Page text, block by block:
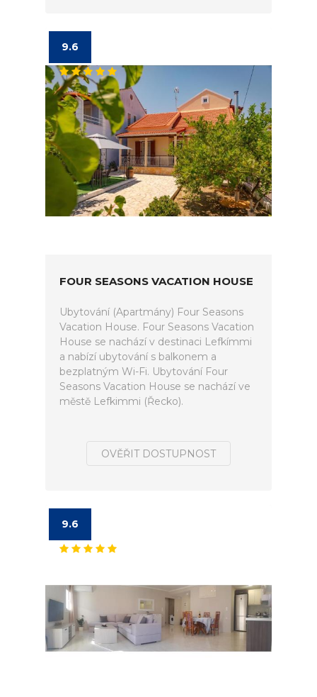
9.6
FOUR SEASONS VACATION HOUSE
Ubytování (Apartmány) Four Seasons
Vacation House. Four Seasons Vacation
House se nachází v destinaci Lefkímmi
a nabízí ubytování s balkonem a
bezplatným Wi-Fi. Ubytování Four
Seasons Vacation House se nachází ve
městě Lefkimmi (Řecko).
OVĚŘIT DOSTUPNOST
9.6